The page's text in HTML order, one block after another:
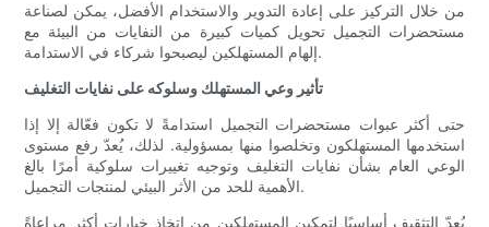
من خلال التركيز على إعادة التدوير والاستخدام الأفضل، يمكن لصناعة
مستحضرات التجميل تحويل كميات كبيرة من النفايات من البيئة مع
إلهام المستهلكين ليصبحوا شركاء في الاستدامة.
تأثير وعي المستهلك وسلوكه على نفايات التغليف
حتى أكثر عبوات مستحضرات التجميل استدامةً لا تكون فعّالة إلا إذا
استخدمها المستهلكون وتخلصوا منها بمسؤولية. لذلك، يُعدّ رفع مستوى
الوعي العام بشأن نفايات التغليف وتوجيه تغييرات سلوكية أمرًا بالغ
الأهمية للحد من الأثر البيئي لمنتجات التجميل.
يُعدّ التثقيف أساسيًا لتمكين المستهلكين من اتخاذ خيارات أكثر مراعاةً